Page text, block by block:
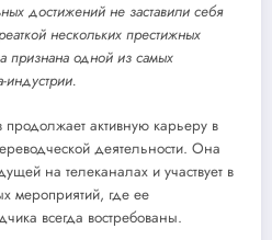
достижений не заставили себя
нескольких престижных
признана одной из самых
активную карьеру в
деятельности. Она
на телеканалах и участвует в
мероприятий, где ее
всегда востребованы.